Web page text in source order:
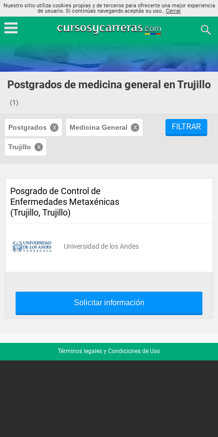
Nuestro sitio utiliza cookies propias y de terceros para ofrecerte una mejor experiencia
de usuario. Si continúas navegando aceptás su uso.. Cerrar
Postgrados de medicina general en Trujillo
(1)
Postgrados Medicina General
Trujillo
FILTRAR
Posgrado de Control de
Enfermedades Metaxénicas
(Trujillo, Trujillo)
Universidad de los Andes
Solicitar información
Términos legales y Condiciones de Uso